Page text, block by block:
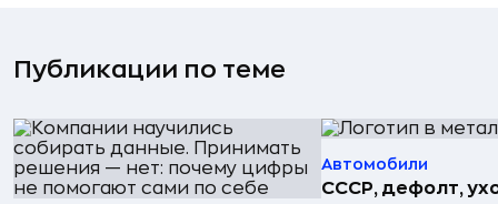
Публикации по теме
Автомобили
СССР, дефолт,